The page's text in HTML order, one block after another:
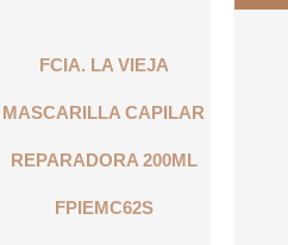
FCIA. LA VIEJA
MASCARILLA CAPILAR
REPARADORA 200ML
FPIEMC62S